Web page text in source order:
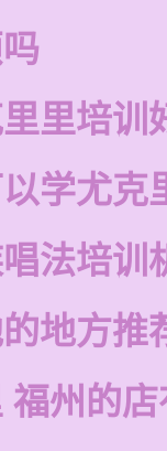
里培训
学尤克
法培训
地方推
福州的